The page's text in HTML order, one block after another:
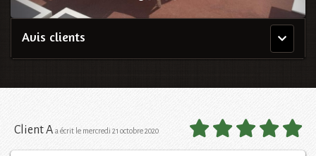
Menu
principal
Avis clients
Client A a écrit le mercredi 21 octobre 2020